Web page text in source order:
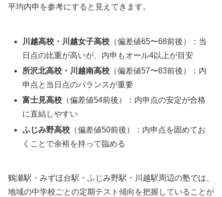
平均内申を参考にすると見えてきます。
川越高校・川越女子高校 （偏差値65〜68前後）：当
日点の比重が高いが、内申もオール4以上が目安
所沢北高校・川越南高校 （偏差値57〜63前後）：内
申点と当日点のバランスが重要
富士見高校 （偏差値54前後）：内申点の安定が合格
に直結しやすい
ふじみ野高校 （偏差値50前後）：内申点を固めてお
くことで余裕を持って臨める
鶴瀬駅・みずほ台駅・ふじみ野駅・川越駅周辺の塾では、
地域の中学校ごとの定期テスト傾向を把握していることが